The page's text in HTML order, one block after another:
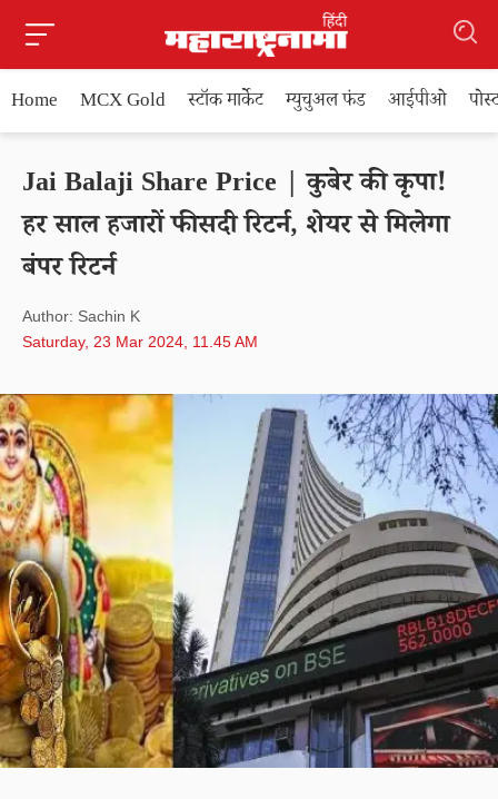
Home MCX Gold स्टॉक मार्केट म्युचुअल फंड आईपीओ
Jai Balaji Share Price | कुबेर की कृपा!
हर साल हजारों फीसदी रिटर्न, शेयर से मिलेगा
बंपर रिटर्न
Author: Sachin K
Saturday, 23 Mar 2024, 11.45 AM